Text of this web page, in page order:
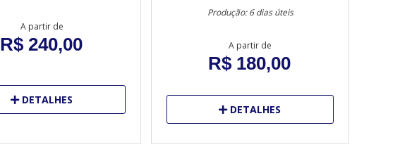
A partir de
R$ 240,00
DETALHES
Produção: 6 dias úteis
A partir de
R$ 180,00
DETALHES